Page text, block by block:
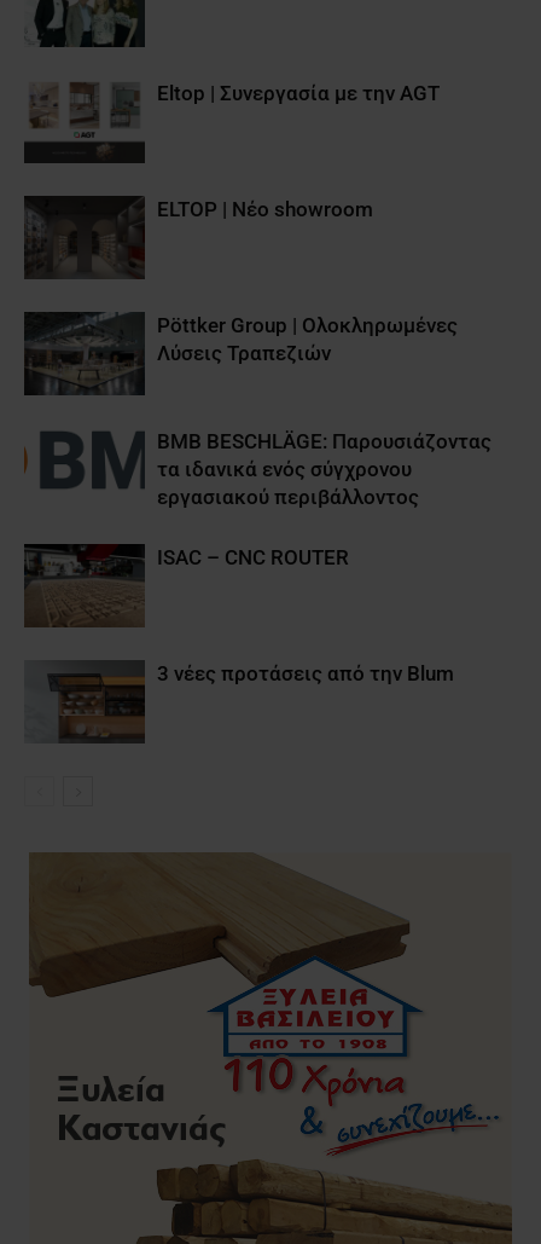
Eltop | Συνεργασία με την AGT
ELTOP | Νέο showroom
Pöttker Group | Ολοκληρωμένες
Λύσεις Τραπεζιών
BMB BESCHLÄGE: Παρουσιάζοντας
τα ιδανικά ενός σύγχρονου
εργασιακού περιβάλλοντος
ISAC – CNC ROUTER
3 νέες προτάσεις από την Blum